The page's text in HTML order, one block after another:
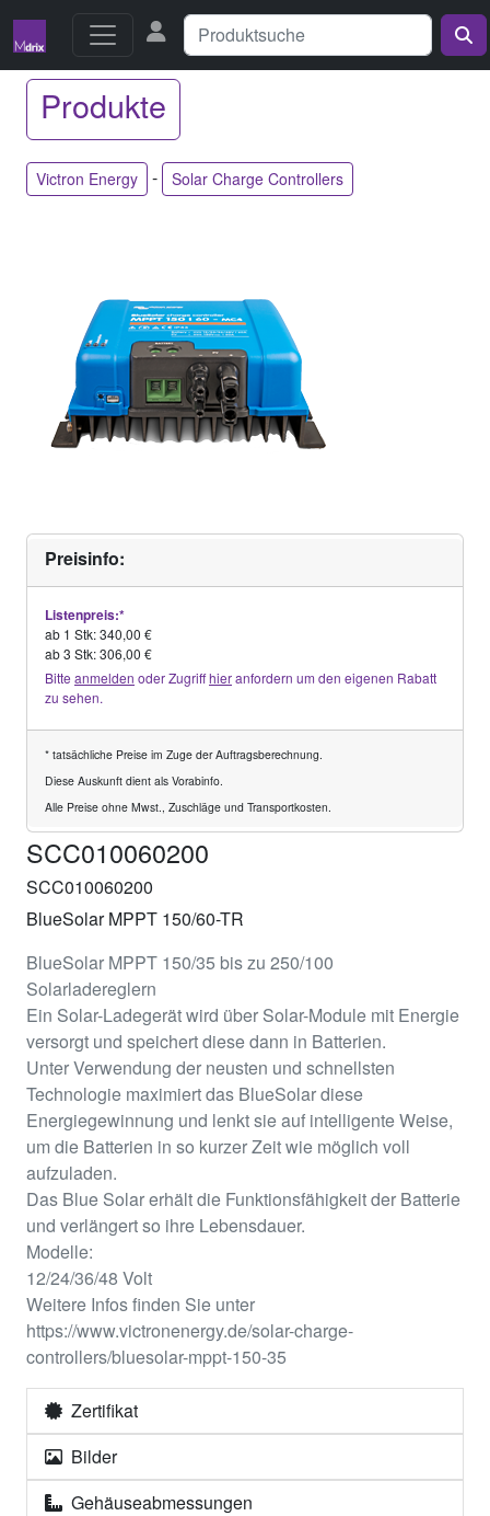
Produkte
Victron Energy - Solar Charge Controllers
Preisinfo:
Listenpreis:*
ab 1 Stk: 340,00 €
ab 3 Stk: 306,00 €
Bitte anmelden oder Zugriffhieranfordern um den eigenen Rabatt
zu sehen.
* tatsächliche Preise im Zuge der Auftragsberechnung.
Diese Auskunft dient als Vorabinfo.
Alle Preise ohne Mwst., Zuschläge und Transportkosten.
SCC010060200
SCC010060200
BlueSolar MPPT 150/60-TR
BlueSolar MPPT 150/35 bis zu 250/100
Solarladereglern
Ein Solar-Ladegerät wird über Solar-Module mit Energie
versorgt und speichert diese dann in Batterien.
Unter Verwendung der neusten und schnellsten
Technologie maximiert das BlueSolar diese
Energiegewinnung und lenkt sie auf intelligente Weise,
um die Batterien in so kurzer Zeit wie möglich voll
aufzuladen.
Das Blue Solar erhält die Funktionsfähigkeit der Batterie
und verlängert so ihre Lebensdauer.
Modelle:
12/24/36/48 Volt
Weitere Infos finden Sie unter
https://www.victronenergy.de/solar-charge-
controllers/bluesolar-mppt-150-35
Zertifikat
Bilder
Gehäuseabmessungen